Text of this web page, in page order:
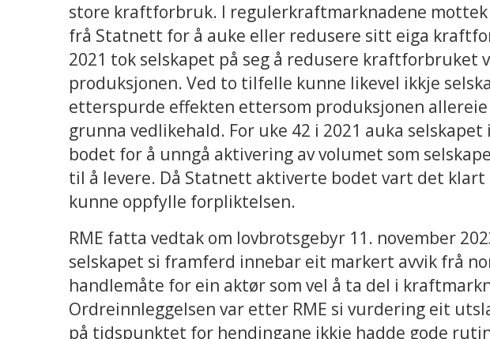
store kraftforbruk. I regulerkraftmarknadene
frå Statnett for å auke eller redusere sitt eiga
2021 tok selskapet på seg å redusere kraftforbruket
produksjonen. Ved to tilfelle kunne likevel ikkje
etterspurde effekten ettersom produksjonen allereie
grunna vedlikehald. For uke 42 i 2021 auka
bodet for å unngå aktivering av volumet som
til å levere. Då Statnett aktiverte bodet vart det klart
kunne oppfylle forpliktelsen.
RME fatta vedtak om lovbrotsgebyr 11. november
selskapet si framferd innebar eit markert avvik frå
handlemåte for ein aktør som vel å ta del i
Ordreinnleggelsen var etter RME si vurdering eit
på tidspunktet for hendingane ikkje hadde gode